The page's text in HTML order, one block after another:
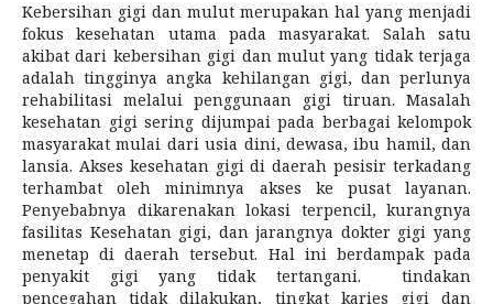
Kebersihan gigi dan mulut merupakan hal yang menjadi
fokus kesehatan utama pada masyarakat. Salah satu
akibat dari kebersihan gigi dan mulut yang tidak terjaga
adalah tingginya angka kehilangan gigi, dan perlunya
rehabilitasi melalui penggunaan gigi tiruan. Masalah
kesehatan gigi sering dijumpai pada berbagai kelompok
masyarakat mulai dari usia dini, dewasa, ibu hamil, dan
lansia. Akses kesehatan gigi di daerah pesisir terkadang
terhambat oleh minimnya akses ke pusat layanan.
Penyebabnya dikarenakan lokasi terpencil, kurangnya
fasilitas Kesehatan gigi, dan jarangnya dokter gigi yang
menetap di daerah tersebut. Hal ini berdampak pada
penyakit gigi yang tidak tertangani. tindakan
pencegahan tidak dilakukan, tingkat karies gigi dan